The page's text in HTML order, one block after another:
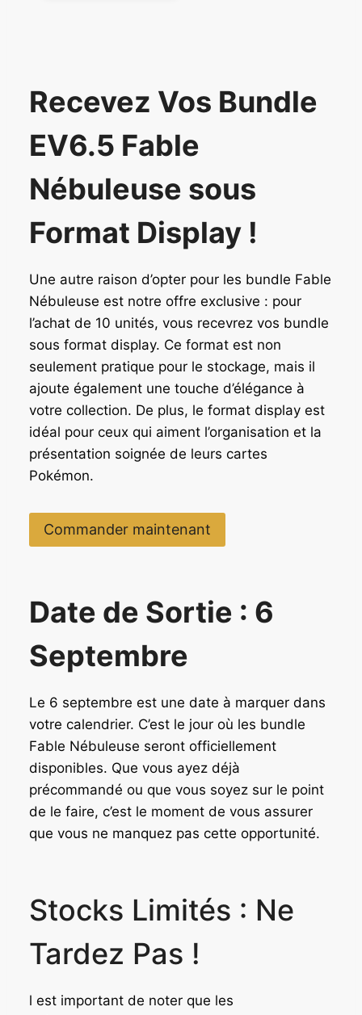
Recevez Vos Bundle
EV6.5 Fable
Nébuleuse sous
Format Display !
Une autre raison d’opter pour les bundle Fable
Nébuleuse est notre offre exclusive : pour
l’achat de 10 unités, vous recevrez vos bundle
sous format display. Ce format est non
seulement pratique pour le stockage, mais il
ajoute également une touche d’élégance à
votre collection. De plus, le format display est
idéal pour ceux qui aiment l’organisation et la
présentation soignée de leurs cartes
Pokémon.
Commander maintenant
Date de Sortie : 6
Septembre
Le 6 septembre est une date à marquer dans
votre calendrier. C’est le jour où les bundle
Fable Nébuleuse seront officiellement
disponibles. Que vous ayez déjà
précommandé ou que vous soyez sur le point
de le faire, c’est le moment de vous assurer
que vous ne manquez pas cette opportunité.
Stocks Limités : Ne
Tardez Pas !
l est important de noter que les